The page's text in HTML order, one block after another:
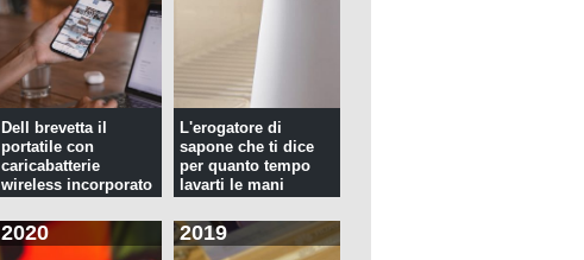
Dell brevetta il
portatile con
caricabatterie
wireless incorporato
L'erogatore di
sapone che ti dice
per quanto tempo
lavarti le mani
2020 2019